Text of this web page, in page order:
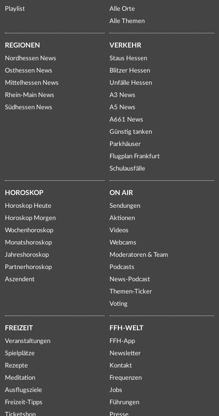
Playlist
Alle Orte
Alle Themen
REGIONEN
Nordhessen News
Osthessen News
Mittelhessen News
Rhein-Main News
Südhessen News
VERKEHR
Staus Hessen
Blitzer Hessen
Unfälle Hessen
A3 News
A5 News
A661 News
Günstig tanken
Parkhäuser
Flugplan Frankfurt
Schulausfälle
HOROSKOP
Horoskop Heute
Horoskop Morgen
Wochenhoroskop
Monatshoroskop
Jahreshoroskop
Partnerhoroskop
Aszendent
ON AIR
Sendungen
Aktionen
Videos
Webcams
Moderatoren & Team
Podcasts
News-Podcast
Themen-Ticker
Voting
FREIZEIT
Veranstaltungen
Spielplätze
Rezepte
Meditation
Ausflugsziele
Freizeit-Tipps
Ticketshop
FFH-WELT
FFH-App
Newsletter
Kontakt
Frequenzen
Jobs
Führungen
Presse